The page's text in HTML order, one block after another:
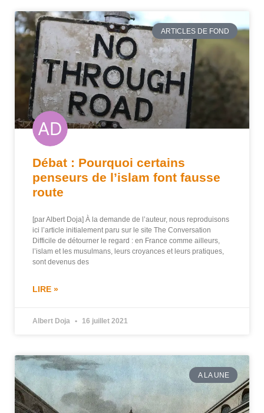
ARTICLES DE FOND
Débat : Pourquoi certains
penseurs de l’islam font fausse
route
[par Albert Doja] À la demande de l’auteur, nous reproduisons
ici l’article initialement paru sur le site The Conversation
Difficile de détourner le regard : en France comme ailleurs,
l’islam et les musulmans, leurs croyances et leurs pratiques,
sont devenus des
LIRE »
Albert Doja 16 juillet 2021
A LA UNE